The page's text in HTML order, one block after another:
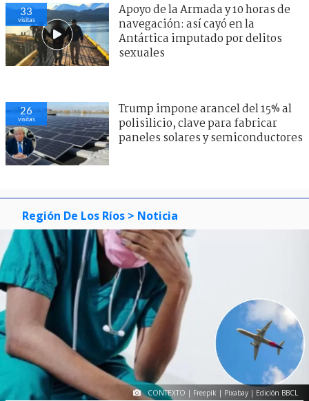
33
visitas
Apoyo de la Armada y 10 horas de
navegación: así cayó en la
Antártica imputado por delitos
sexuales
26
visitas
Trump impone arancel del 15% al
polisilicio, clave para fabricar
paneles solares y semiconductores
Región De Los Ríos > Noticia
CONTEXTO | Freepik | Pixabay | Edición BBCL